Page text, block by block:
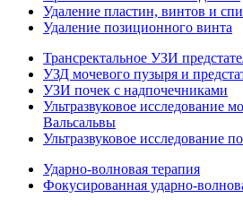
Удаление пластин, винтов и
Удаление позиционного винта
Трансректальное УЗИ
УЗД мочевого пузыря и
УЗИ почек с надпочечниками
Ультразвуковое исследование
Вальсальвы
Ультразвуковое исследование
Ударно-волновая терапия
Фокусированная ударно-